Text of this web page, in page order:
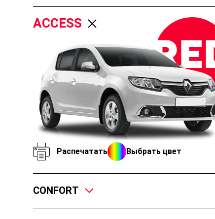
ACCESS
Распечатать Выбрать цвет
CONFORT